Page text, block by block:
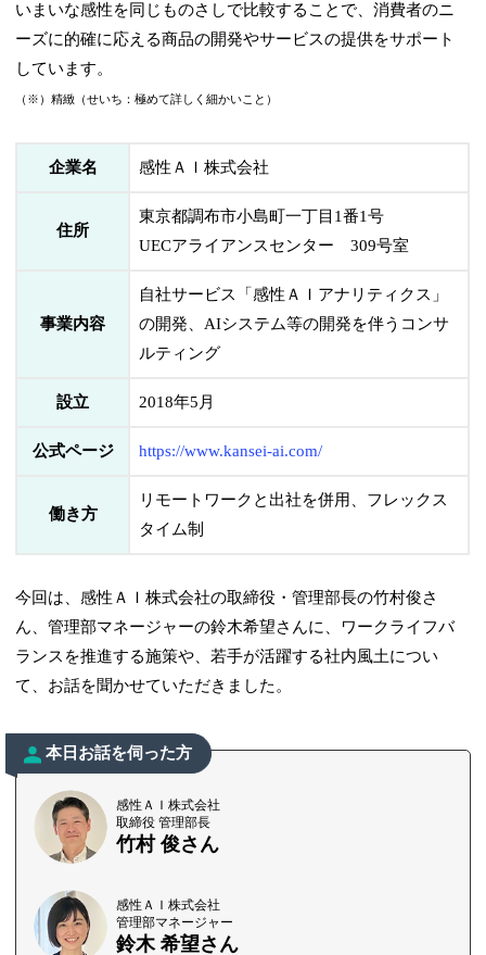
いまいな感性を同じものさしで比較することで、消費者のニ
ーズに的確に応える商品の開発や​サービスの提供をサポート
しています。
（※）精緻（せいち：極めて詳しく細かいこと）
企業名 感性ＡＩ株式会社
住所
東京都調布市小島町一丁目1番1号
UECアライアンスセンター 309号室
事業内容
自社サービス「感性ＡＩアナリティクス」
の開発、AIシステム等の開発を伴うコンサ
ルティング
設立 2018年5月
公式ページ https://www.kansei-ai.com/
働き方
リモートワークと出社を併用、フレックス
タイム制
今回は、感性ＡＩ株式会社の取締役・管理部長の竹村俊さ
ん、管理部マネージャーの鈴木希望さんに、ワークライフバ
ランスを推進する施策や、若手が活躍する社内風土につい
て、お話を聞かせていただきました。
本日お話を伺った方
感性ＡＩ株式会社
取締役 管理部長
竹村 俊さん
感性ＡＩ株式会社
管理部マネージャー
鈴木 希望さん